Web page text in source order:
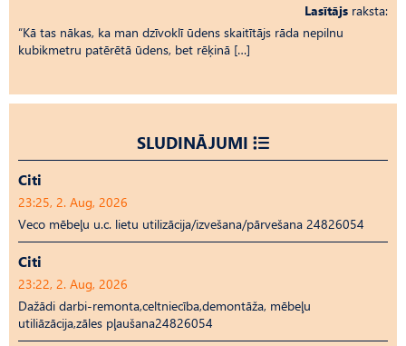
Lasītājs raksta:
“Kā tas nākas, ka man dzīvoklī ūdens skaitītājs rāda nepilnu
kubikmetru patērētā ūdens, bet rēķinā […]
SLUDINĀJUMI
Citi
23:25, 2. Aug, 2026
Veco mēbeļu u.c. lietu utilizācija/izvešana/pārvešana 24826054
Citi
23:22, 2. Aug, 2026
Dažādi darbi-remonta,celtniecība,demontāža, mēbeļu
utiliāzācija,zāles pļaušana24826054